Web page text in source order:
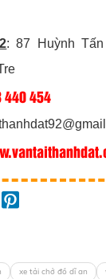
: 87 Huỳnh
440 454
xe tải chở đồ dĩ an